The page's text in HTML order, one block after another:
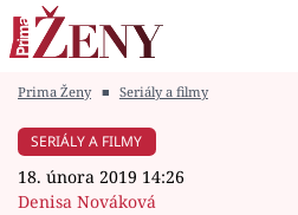
Módní alarm
Prima Ženy ■ Seriály a filmy
SERIÁLY A FILMY
18. února 2019 14:26
Denisa Nováková